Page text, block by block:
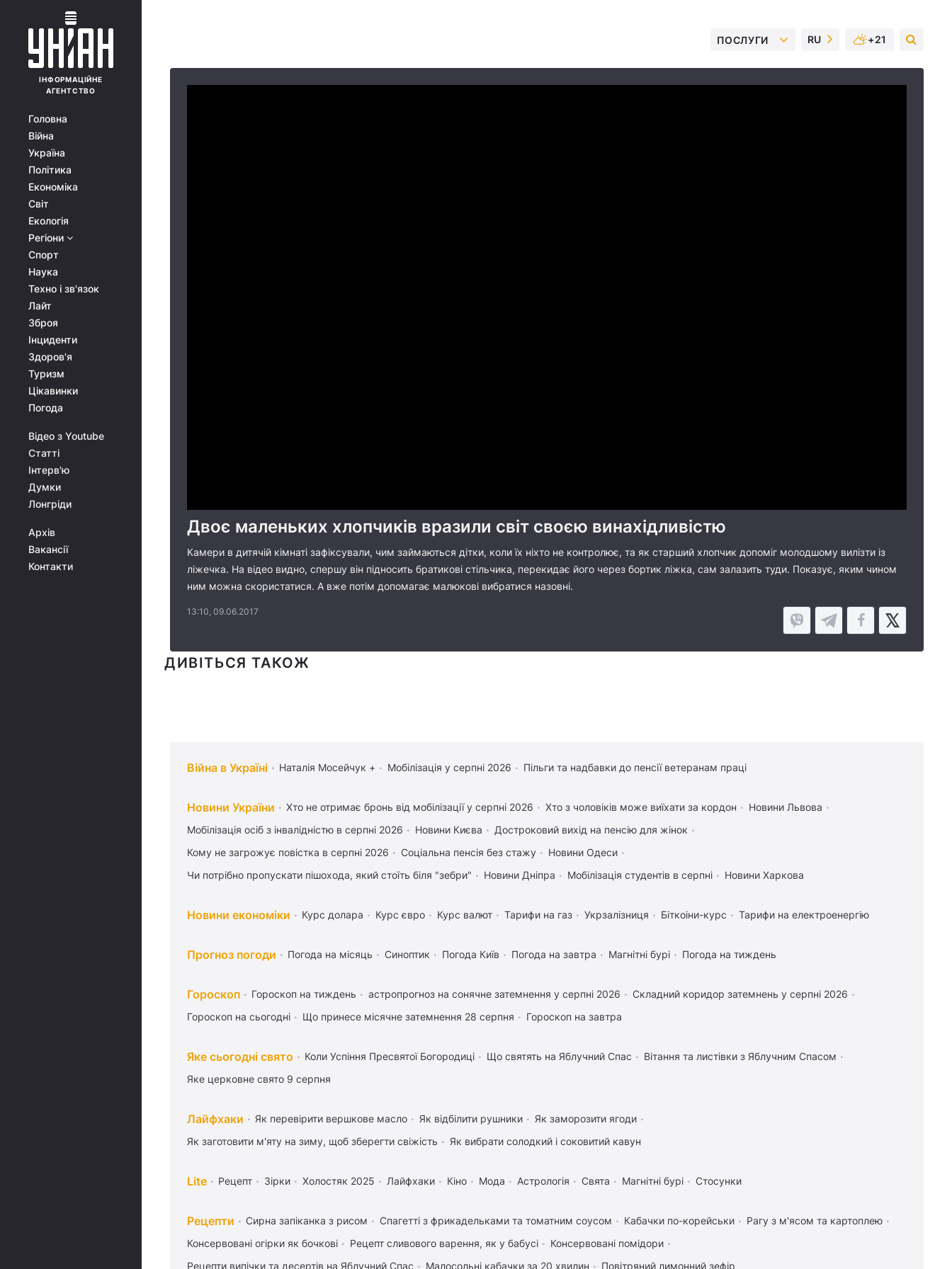
ІНФОРМАЦІЙНЕ
АГЕНТСТВО
Головна
Війна
Україна
Політика
Економіка
Світ
Екологія
Регіони
Спорт
Наука
Техно і зв'язок
Лайт
Зброя
Інциденти
Здоров'я
Туризм
Цікавинки
Погода
Відео з Youtube
Статті
Інтерв'ю
Думки
Лонгріди
Архів
Вакансії
Контакти
ПОСЛУГИ RU +21
Двоє маленьких хлопчиків вразили світ своєю винахідливістю
Камери в дитячій кімнаті зафіксували, чим займаються дітки, коли їх ніхто не контролює, та як старший хлопчик допоміг молодшому вилізти із
ліжечка. На відео видно, спершу він підносить братикові стільчика, перекидає його через бортик ліжка, сам залазить туди. Показує, яким чином
ним можна скористатися. А вже потім допомагає малюкові вибратися назовні.
13:10, 09.06.2017
ДИВІТЬСЯ ТАКОЖ
Війна в Україні Наталія Мосейчук + Мобілізація у серпні 2026 Пільги та надбавки до пенсії ветеранам праці
Новини України Хто не отримає бронь від мобілізації у серпні 2026 Хто з чоловіків може виїхати за кордон
Новини Львова
Мобілізація осіб з інвалідністю в серпні 2026
Новини Києва
Достроковий вихід на пенсію для жінок
Кому не загрожує повістка в серпні 2026
Соціальна пенсія без стажу
Новини Одеси
Чи потрібно пропускати пішохода, який стоїть біля "зебри"
Новини Дніпра Мобілізація студентів в серпні Новини Харкова
Новини економіки Курс долара Курс євро Курс валют Тарифи на газ Укрзалізниця Біткоіни-курс Тарифи на електроенергію
Прогноз погоди Погода на місяць Синоптик Погода Київ Погода на завтра Магнітні бурі Погода на тиждень
Гороскоп Гороскоп на тиждень астропрогноз на сонячне затемнення у серпні 2026
Складний коридор затемнень у серпні 2026
Гороскоп на сьогодні
Що принесе місячне затемнення 28 серпня Гороскоп на завтра
Яке сьогодні свято Коли Успіння Пресвятої Богородиці Що святять на Яблучний Спас
Вітання та листівки з Яблучним Спасом
Яке церковне свято 9 серпня
Лайфхаки Як перевірити вершкове масло Як відбілити рушники
Як заморозити ягоди
Як заготовити м'яту на зиму, щоб зберегти свіжість
Як вибрати солодкий і соковитий кавун
Lite Рецепт Зірки Холостяк 2025 Лайфхаки Кіно Мода Астрологія Свята Магнітні бурі Стосунки
Рецепти Сирна запіканка з рисом Спагетті з фрикадельками та томатним соусом Кабачки по-корейськи
Рагу з м'ясом та картоплею
Консервовані огірки як бочкові
Рецепт сливового варення, як у бабусі
Консервовані помідори
Рецепти випічки та десертів на Яблучний Спас
Малосольні кабачки за 20 хвилин Повітряний лимонний зефір